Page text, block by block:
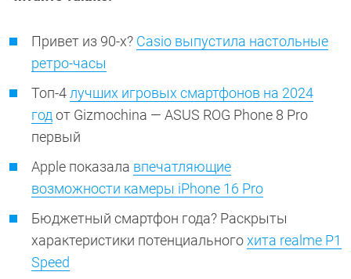
Привет из 90-х? Casio выпустила настольные
ретро-часы
Топ-4 лучших игровых смартфонов на 2024
год от Gizmochina — ASUS ROG Phone 8 Pro
первый
Apple показала впечатляющие
возможности камеры iPhone 16 Pro
Бюджетный смартфон года? Раскрыты
характеристики потенциальногохита realme P1
Speed